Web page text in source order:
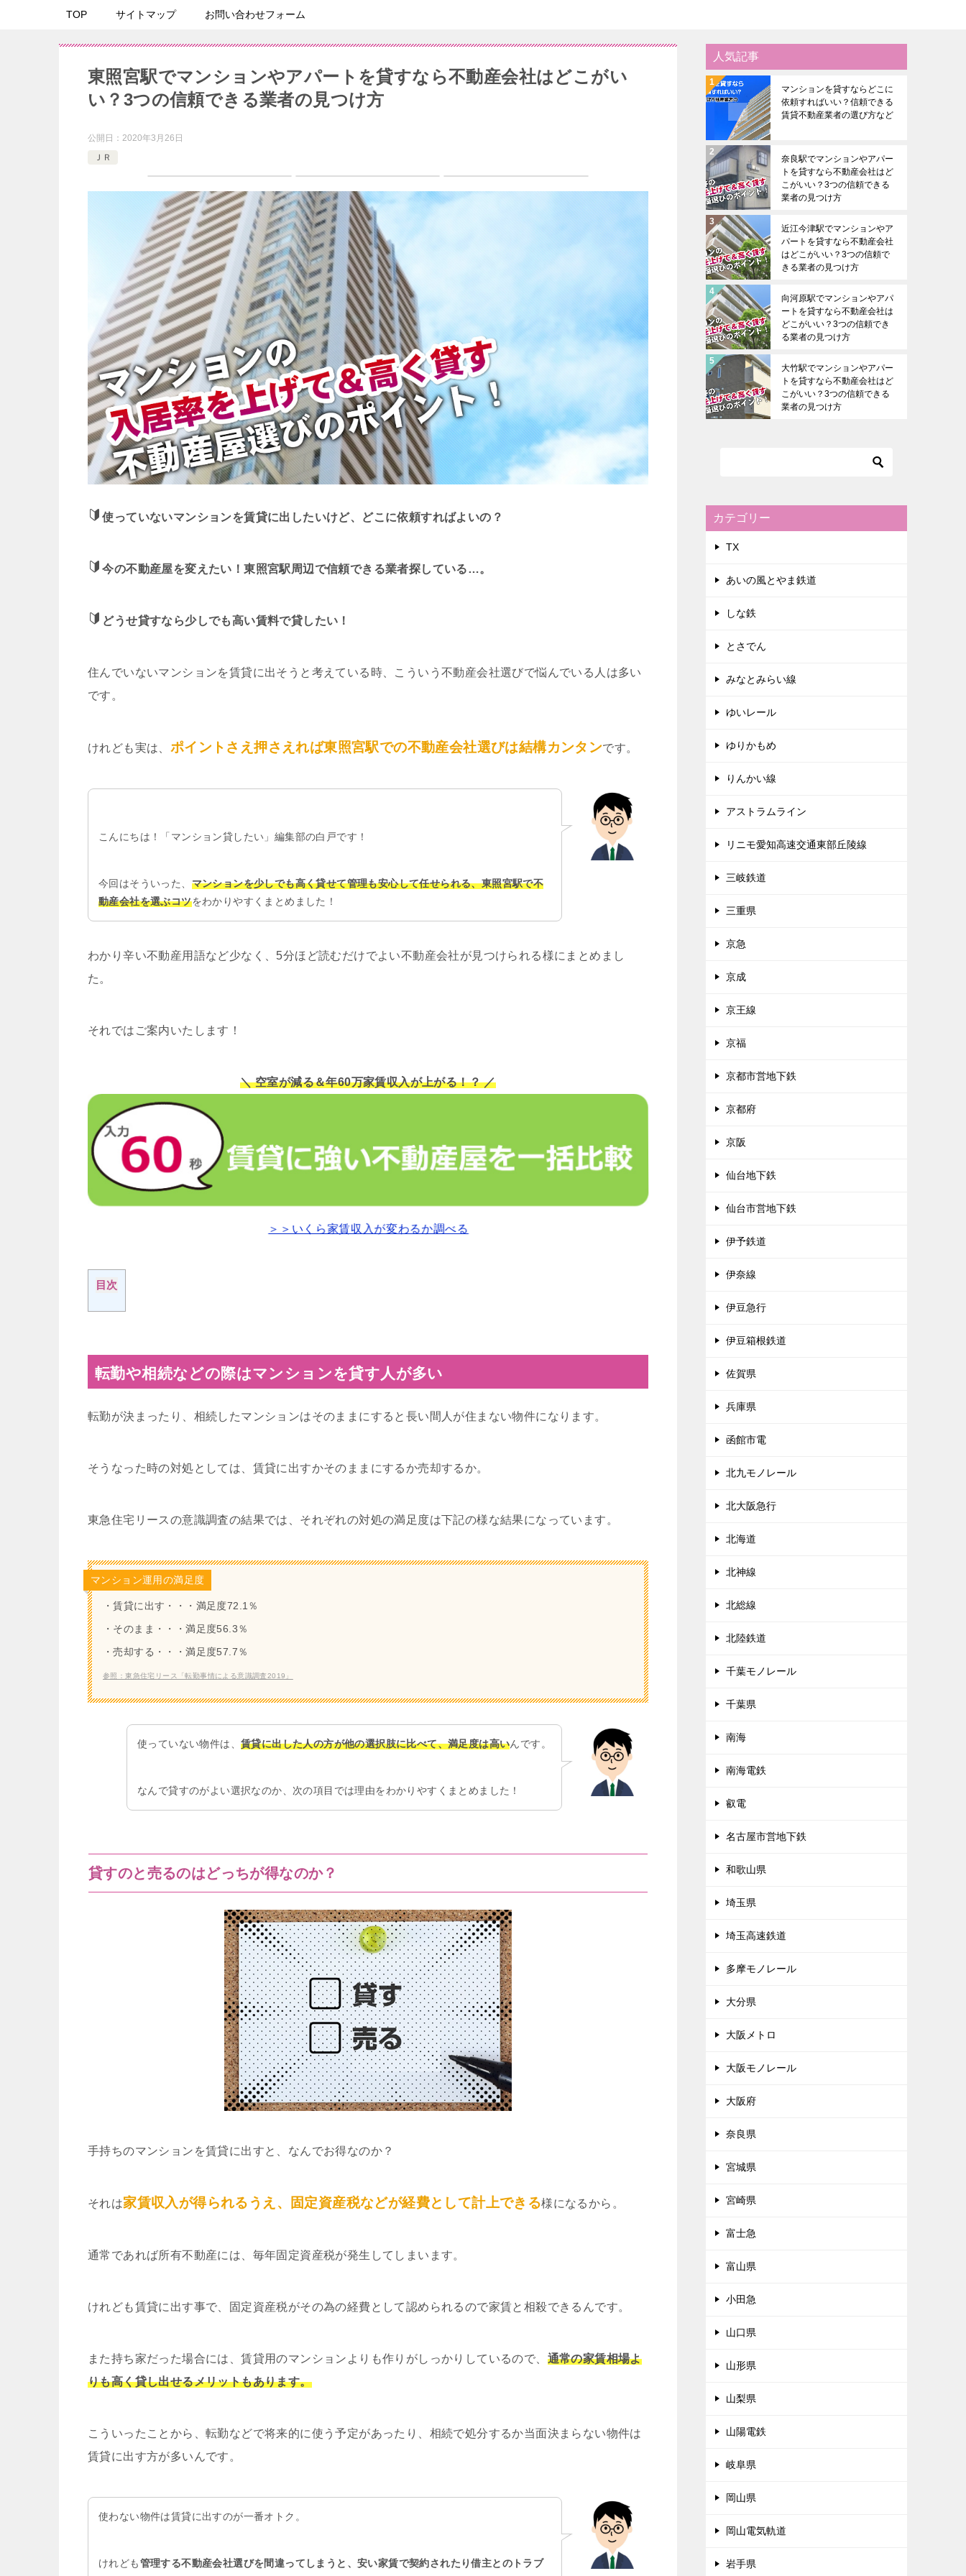
TOP サイトマップ お問い合わせフォーム
東照宮駅でマンションやアパートを貸すなら不動産会社はどこがい
い？3つの信頼できる業者の見つけ方
公開日： 2020年3月26日
ＪＲ
使っていないマンションを賃貸に出したいけど、どこに依頼すればよいの？
今の不動産屋を変えたい！東照宮駅周辺で信頼できる業者探している…。
どうせ貸すなら少しでも高い賃料で貸したい！
住んでいないマンションを賃貸に出そうと考えている時、こういう不動産会社選びで悩んでいる人は多い
です。
けれども実は、 ポイントさえ押さえれば東照宮駅での不動産会社選びは結構カンタンです。
こんにちは！「マンション貸したい」編集部の白戸です！
今回はそういった、 マンションを少しでも高く貸せて管理も安心して任せられる、東照宮駅で不
動産会社を選ぶコツをわかりやすくまとめました！
わかり辛い不動産用語など少なく、5分ほど読むだけでよい不動産会社が見つけられる様にまとめまし
た。
それではご案内いたします！
＼ 空室が減る＆年60万家賃収入が上がる！？ ／
＞＞いくら家賃収入が変わるか調べる
目次
転勤や相続などの際はマンションを貸す人が多い
転勤が決まったり、相続したマンションはそのままにすると長い間人が住まない物件になります。
そうなった時の対処としては、賃貸に出すかそのままにするか売却するか。
東急住宅リースの意識調査の結果では、それぞれの対処の満足度は下記の様な結果になっています。
マンション運用の満足度
・賃貸に出す・・・満足度72.1％
・そのまま・・・満足度56.3％
・売却する・・・満足度57.7％
参照：東急住宅リース「転勤事情による意識調査2019」
使っていない物件は、 賃貸に出した人の方が他の選択肢に比べて、満足度は高いんです。
なんで貸すのがよい選択なのか、次の項目では理由をわかりやすくまとめました！
貸すのと売るのはどっちが得なのか？
手持ちのマンションを賃貸に出すと、なんでお得なのか？
それは家賃収入が得られるうえ、固定資産税などが経費として計上できる様になるから。
通常であれば所有不動産には、毎年固定資産税が発生してしまいます。
けれども賃貸に出す事で、固定資産税がその為の経費として認められるので家賃と相殺できるんです。
また持ち家だった場合には、賃貸用のマンションよりも作りがしっかりしているので、 通常の家賃相場よ
りも高く貸し出せるメリットもあります。
こういったことから、転勤などで将来的に使う予定があったり、相続で処分するか当面決まらない物件は
賃貸に出す方が多いんです。
使わない物件は賃貸に出すのが一番オトク。
けれども管理する不動産会社選びを間違ってしまうと、安い家賃で契約されたり借主とのトラブ
人気記事
マンションを貸すならどこに
依頼すればいい？信頼できる
賃貸不動産業者の選び方など
奈良駅でマンションやアパー
トを貸すなら不動産会社はど
こがいい？3つの信頼できる
業者の見つけ方
近江今津駅でマンションやア
パートを貸すなら不動産会社
はどこがいい？3つの信頼で
きる業者の見つけ方
向河原駅でマンションやアパ
ートを貸すなら不動産会社は
どこがいい？3つの信頼でき
る業者の見つけ方
大竹駅でマンションやアパー
トを貸すなら不動産会社はど
こがいい？3つの信頼できる
業者の見つけ方
カテゴリー
TX
あいの風とやま鉄道
しな鉄
とさでん
みなとみらい線
ゆいレール
ゆりかもめ
りんかい線
アストラムライン
リニモ愛知高速交通東部丘陵線
三岐鉄道
三重県
京急
京成
京王線
京福
京都市営地下鉄
京都府
京阪
仙台地下鉄
仙台市営地下鉄
伊予鉄道
伊奈線
伊豆急行
伊豆箱根鉄道
佐賀県
兵庫県
函館市電
北九モノレール
北大阪急行
北海道
北神線
北総線
北陸鉄道
千葉モノレール
千葉県
南海
南海電鉄
叡電
名古屋市営地下鉄
和歌山県
埼玉県
埼玉高速鉄道
多摩モノレール
大分県
大阪メトロ
大阪モノレール
大阪府
奈良県
宮城県
宮崎県
富士急
富山県
小田急
山口県
山形県
山梨県
山陽電鉄
岐阜県
岡山県
岡山電気軌道
岩手県